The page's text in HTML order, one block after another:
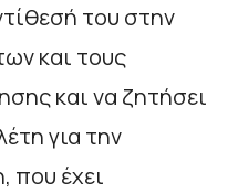
του στην
και τους
και να ζητήσει
για την
που έχει